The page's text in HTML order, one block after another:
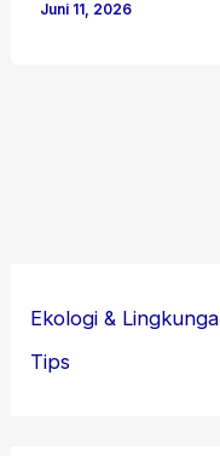
Juni 11, 2026
Ekologi &
Tips